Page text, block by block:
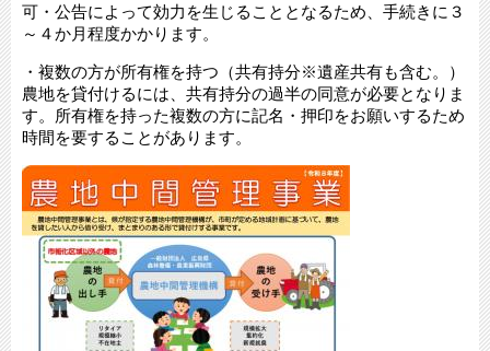
可・公告によって効力を生じることとなるため、手続きに３
～４か月程度かかります。
・複数の方が所有権を持つ（共有持分※遺産共有も含む。）
農地を貸付けるには、共有持分の過半の同意が必要となりま
す。所有権を持った複数の方に記名・押印をお願いするため
時間を要することがあります。